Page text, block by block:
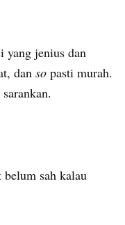
yang jenius dan
dan so pasti murah.
belum sah kalau